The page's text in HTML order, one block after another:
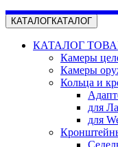
КАТАЛОГКАТАЛОГ
КАТАЛОГ
Камеры
Камеры
Кольца и
для
для